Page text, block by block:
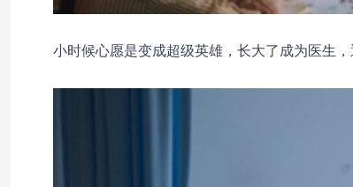
小时候心愿是变成超级英雄，长大了成为医生